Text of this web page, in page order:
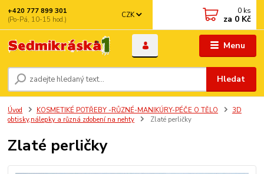
Menu
CZK
Hledat
+420 777 899 301
(Po-Pá, 10-15 hod.)
0 ks
za 0 Kč
Úvod KOSMETIKÉ POTŘEBY -RŮZNÉ-MANIKÚRY-PÉČE O TĚLO
3D
obtisky,nálepky a různá zdobení na nehty
Zlaté perličky
Zlaté perličky